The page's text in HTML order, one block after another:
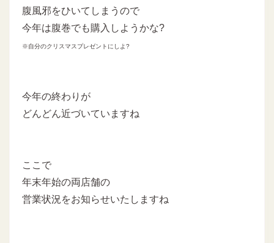
腹風邪をひいてしまうので
今年は腹巻でも購入しようかな?
※自分のクリスマスプレゼントにしよ?
今年の終わりが
どんどん近づいていますね
ここで
年末年始の両店舗の
営業状況をお知らせいたしますね